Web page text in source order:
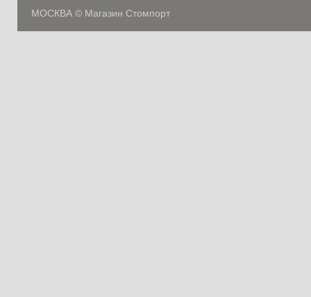
МОСКВА © Магазин Стомпорт